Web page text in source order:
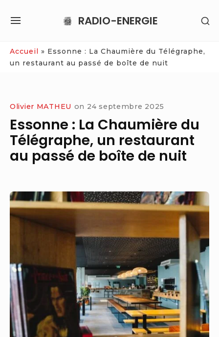
RADIO-ENERGIE
SITE
Accueil » Essonne : La Chaumière du Télégraphe,
un restaurant au passé de boîte de nuit
Olivier MATHEU on 24 septembre 2025
Essonne : La Chaumière du
Télégraphe, un restaurant
au passé de boîte de nuit